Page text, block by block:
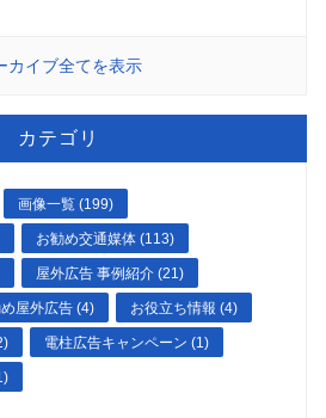
カイブ全てを表示
カテゴリ
画像一覧 (199)
お勧め交通媒体 (113)
屋外広告 事例紹介 (21)
屋外広告 (4) お役立ち情報 (4)
電柱広告キャンペーン (1)